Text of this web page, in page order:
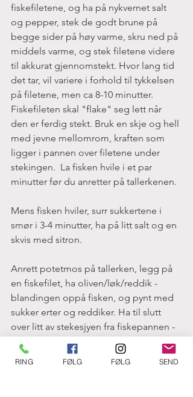
fiskefiletene, og ha på nykvernet salt
og pepper, stek de godt brune på
begge sider på høy varme, skru ned på
middels varme, og stek filetene videre
til akkurat gjennomstekt. Hvor lang tid
det tar, vil variere i forhold til tykkelsen
på filetene, men ca 8-10 minutter.
Fiskefileten skal "flake" seg lett når
den er ferdig stekt. Bruk en skje og hell
med jevne mellomrom, kraften som
ligger i pannen over filetene under
stekingen.  La fisken hvile i et par
minutter før du anretter på tallerkenen.
Mens fisken hviler, surr sukkertene i
smør i 3-4 minutter, ha på litt salt og en
skvis med sitron.
Anrett potetmos på tallerken, legg på
en fiskefilet, ha oliven/løk/reddik -
blandingen oppå fisken, og pynt med
sukker erter og reddiker. Ha til slutt
over litt av stekesjyen fra fiskepannen -
og server!
RING FØLG FØLG SEND